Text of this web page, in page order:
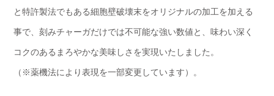
と特許製法でもある細胞壁破壊末をオリジナルの加工を加える
事で、刻みチャーガだけでは不可能な強い数値と、味わい深く
コクのあるまろやかな美味しさを実現いたしました。
（※薬機法により表現を一部変更しています）。